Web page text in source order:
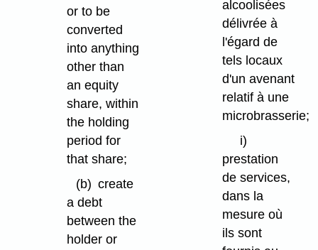
or to be
converted
into anything
other than
an equity
share, within
the holding
period for
that share;
(b) create
a debt
between the
holder or
alcoolisées
délivrée à
l'égard de
tels locaux
d'un avenant
relatif à une
microbrasserie;
i)
prestation
de services,
dans la
mesure où
ils sont